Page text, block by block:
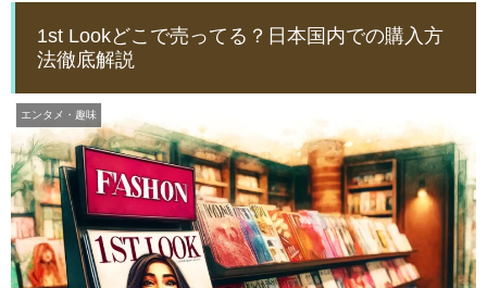
1st Lookどこで売ってる？日本国内での購入方
法徹底解説
エンタメ・趣味